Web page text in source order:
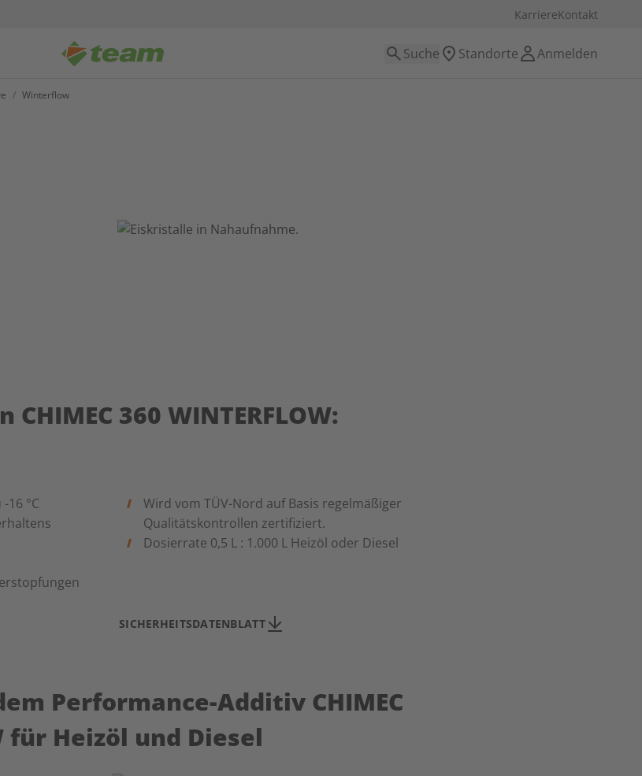
KarriereKontakt
Suche Standorte Anmelden
/ Winterflow
360 WINTERFLOW:
16 °C
Wird vom TÜV-Nord auf Basis regelmäßiger
Qualitätskontrollen zertifiziert.
Dosierrate 0,5 L : 1.000 L Heizöl oder Diesel
SICHERHEITSDATENBLATT
Performance-Additiv CHIMEC
für Heizöl und Diesel